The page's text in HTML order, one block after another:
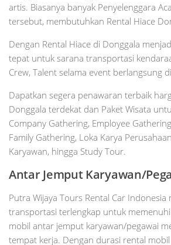
artis. Biasanya banyak Penyelenggara
tersebut, membutuhkan Rental Hiace
Dengan Rental Hiace di Donggala
tepat untuk sarana transportasi
Crew, Talent selama event berlangsung
Dapatkan segera penawaran terbaik
Donggala terdekat dan Paket Wisata
Company Gathering, Employee
Family Gathering, Loka Karya
Karyawan, hingga Study Tour.
Antar Jemput Karyawan/
Putra Wijaya Tours Rental Car Indonesia
transportasi terlengkap untuk
mobil antar jemput karyawan/pegawai
tempat kerja. Dengan durasi rental